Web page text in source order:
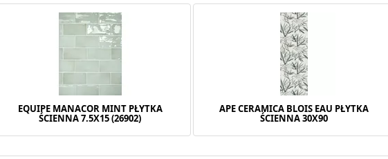
EQUIPE MANACOR MINT PŁYTKA
ŚCIENNA 7.5X15 (26902)
APE CERAMICA BLOIS EAU PŁYTKA
ŚCIENNA 30X90